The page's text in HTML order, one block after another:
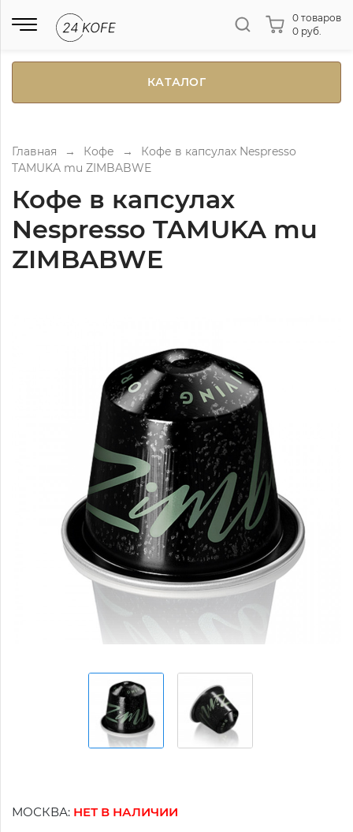
0 товаров
0 руб.
КАТАЛОГ
Главная → Кофе →
Кофе в капсулах Nespresso
TAMUKA mu ZIMBABWE
Кофе в капсулах
Nespresso TAMUKA mu
ZIMBABWE
МОСКВА: НЕТ В НАЛИЧИИ